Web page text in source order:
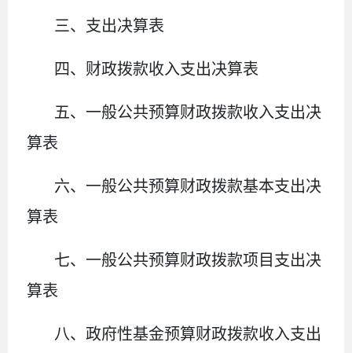
三、支出决算表
四、财政拨款收入支出决算表
五、一般公共预算财政拨款收入支出决
算表
六、一般公共预算财政拨款基本支出决
算表
七、一般公共预算财政拨款项目支出决
算表
八、政府性基金预算财政拨款收入支出